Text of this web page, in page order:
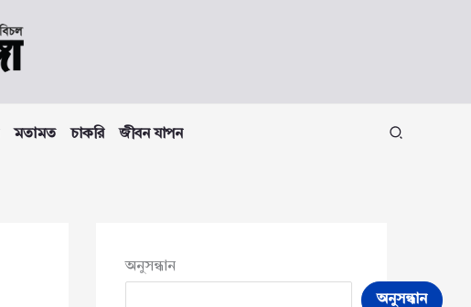
মতামত চাকরি জীবন যাপন
অনুসন্ধান
অনুসন্ধান